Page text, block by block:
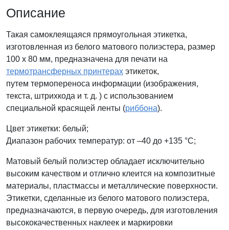
Описание
Такая самоклеящаяся прямоугольная этикетка,
изготовленная из белого матового полиэстера, размер
100 x 80 мм, предназначена для печати на
термотрансферных принтерах этикеток,
путем термопереноса информации (изображения,
текста, штрихкода и т. д. ) с использованием
специальной красящей ленты (риббона).
Цвет этикетки: белый;
Диапазон рабочих температур: от –40 до +135 °С;
Матовый белый полиэстер обладает исключительно
высоким качеством и отлично клеится на композитные
материалы, пластмассы и металлические поверхности.
Этикетки, сделанные из белого матового полиэстера,
предназначаются, в первую очередь, для изготовления
высококачественных наклеек и маркировки